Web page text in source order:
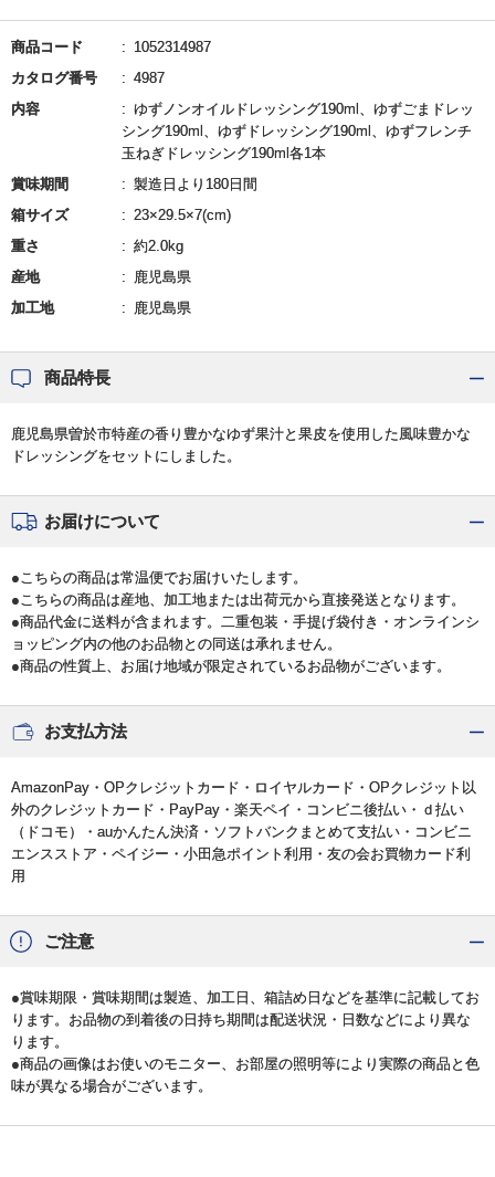
商品コード
1052314987
カタログ番号
4987
内容
ゆずノンオイルドレッシング190ml、ゆずごまドレッ
シング190ml、ゆずドレッシング190ml、ゆずフレンチ
玉ねぎドレッシング190ml各1本
賞味期間
製造日より180日間
箱サイズ
23×29.5×7(cm)
重さ
約2.0kg
産地
鹿児島県
加工地
鹿児島県
商品特長
鹿児島県曽於市特産の香り豊かなゆず果汁と果皮を使用した風味豊かな
ドレッシングをセットにしました。
お届けについて
●こちらの商品は常温便でお届けいたします。
●こちらの商品は産地、加工地または出荷元から直接発送となります。
●商品代金に送料が含まれます。二重包装・手提げ袋付き・オンラインシ
ョッピング内の他のお品物との同送は承れません。
●商品の性質上、お届け地域が限定されているお品物がございます。
お支払方法
AmazonPay・OPクレジットカード・ロイヤルカード・OPクレジット以
外のクレジットカード・PayPay・楽天ペイ・コンビニ後払い・ｄ払い
（ドコモ）・auかんたん決済・ソフトバンクまとめて支払い・コンビニ
エンスストア・ペイジー・小田急ポイント利用・友の会お買物カード利
用
ご注意
●賞味期限・賞味期間は製造、加工日、箱詰め日などを基準に記載してお
ります。お品物の到着後の日持ち期間は配送状況・日数などにより異な
ります。
●商品の画像はお使いのモニター、お部屋の照明等により実際の商品と色
味が異なる場合がございます。